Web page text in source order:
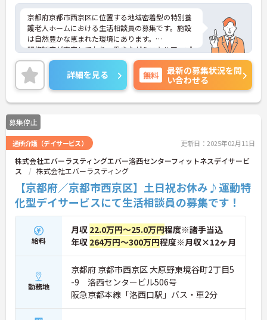
京都府京都市西京区に位置する地域密着型の特別養
護老人ホームにおける生活相談員の募集です。施設
は自然豊かな恵まれた環境にあります。
研修制度が充実しており、働きながらスキルアップ
が見込めます。利用可能な託児所が併設しているの
で、子育て中の方も安心してご勤務いただけます。
ご興味のある方には、面接対策ポイントなど、さら
に詳細をお話しいたしますのでお気軽にご相談くだ
さい！
詳細を見る 無料
最新の募集状況を問
い合わせる
募集停止
通所介護（デイサービス） 更新日：2025年02月11日
株式会社エバーラスティングエバー洛西センターフィットネスデイサービ
ス
株式会社エバーラスティング
【京都府／京都市西京区】土日祝お休み♪運動特
化型デイサービスにて生活相談員の募集です！
給料
月収 22.0万円～25.0万円程度※諸手当込
年収 264万円～300万円程度※月収×12ヶ月
勤務地
京都府 京都市西京区 大原野東境谷町2丁目5
-9 洛西センタービル506号
阪急京都本線「洛西口駅」バス・車2分